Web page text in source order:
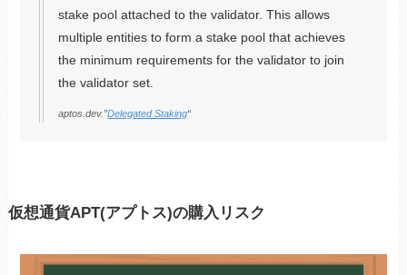
stake pool attached to the validator. This allows
multiple entities to form a stake pool that achieves
the minimum requirements for the validator to join
the validator set.
aptos.dev.”Delegated Staking“
仮想通貨APT(アプトス)の購入リスク